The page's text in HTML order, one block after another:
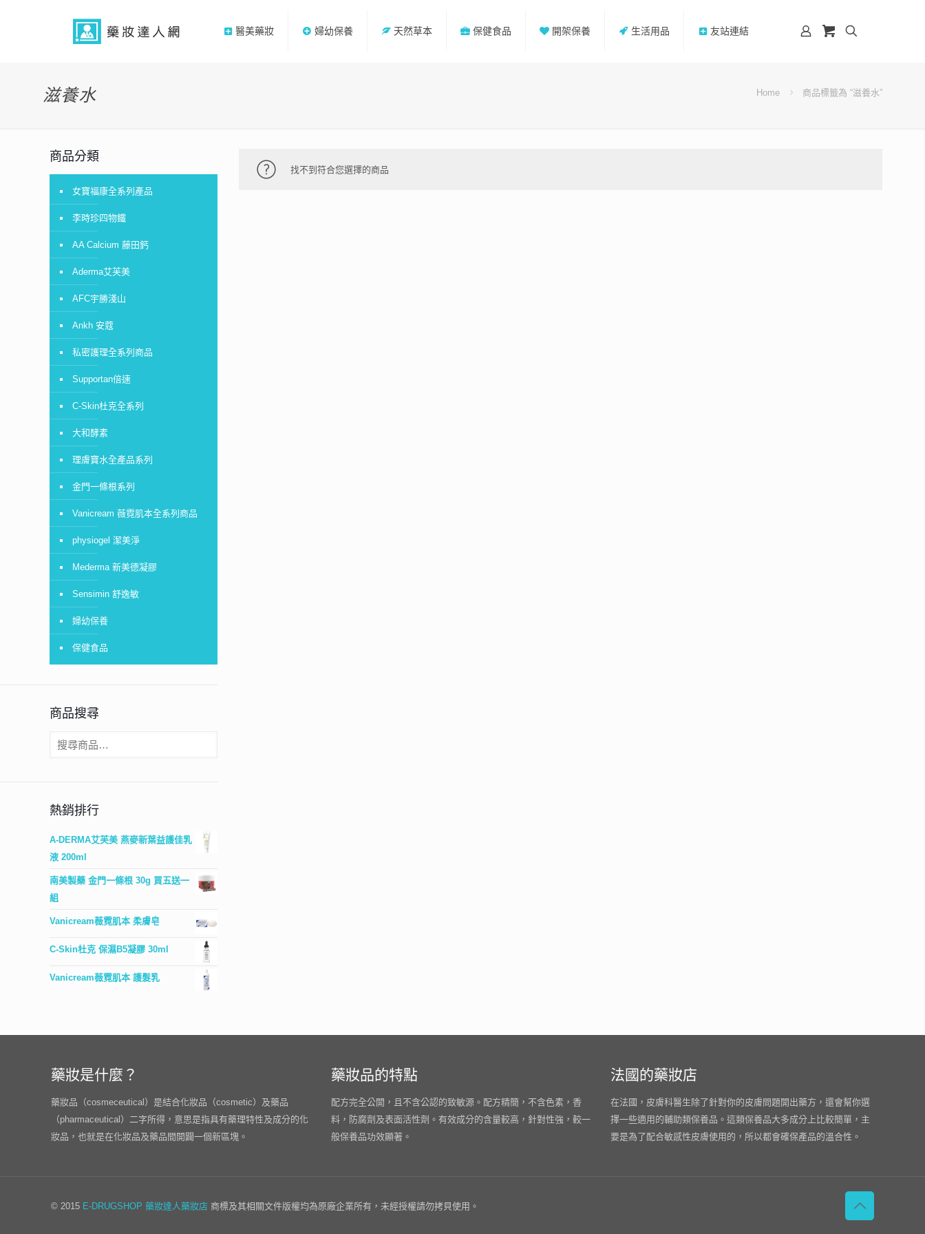
醫美藥妝 婦幼保養 天然草本 保健食品 開架保養 生活用品 友站連結
滋養水 Home 商品標籤為 “滋養水”
找不到符合您選擇的商品
商品分類
女寶福康全系列產品
李時珍四物鐵
AA Calcium 藤田鈣
Aderma艾芙美
AFC宇勝淺山
Ankh 安蔻
私密護理全系列商品
Supportan倍速
C-Skin杜克全系列
大和酵素
理膚寶水全產品系列
金門一條根系列
Vanicream 薇霓肌本全系列商品
physiogel 潔美淨
Mederma 新美德凝膠
Sensimin 舒逸敏
婦幼保養
保健食品
商品搜尋
熱銷排行
A-DERMA艾芙美 燕麥新葉益護佳乳
液 200ml
南美製藥 金門一條根 30g 買五送一
組
Vanicream薇霓肌本 柔膚皂
C-Skin杜克 保濕B5凝膠 30ml
Vanicream薇霓肌本 護髮乳
藥妝是什麼？
藥妝品（cosmeceutical）是結合化妝品（cosmetic）及藥品
（pharmaceutical）二字所得，意思是指具有藥理特性及成分的化
妝品，也就是在化妝品及藥品間開闢一個新區塊。
藥妝品的特點
配方完全公開，且不含公認的致敏源。配方精簡，不含色素，香
料，防腐劑及表面活性劑。有效成分的含量較高，針對性強，較一
般保養品功效顯著。
法國的藥妝店
在法國，皮膚科醫生除了針對你的皮膚問題開出藥方，還會幫你選
擇一些適用的輔助類保養品。這類保養品大多成分上比較簡單，主
要是為了配合敏感性皮膚使用的，所以都會確保產品的溫合性。
© 2015 E-DRUGSHOP 藥妝達人藥妝店 商標及其相關文件版權均為原廠企業所有，未經授權請勿拷貝使用。